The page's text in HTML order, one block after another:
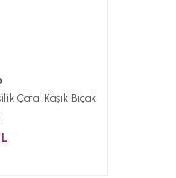
Çatal Kaşık Bıçak